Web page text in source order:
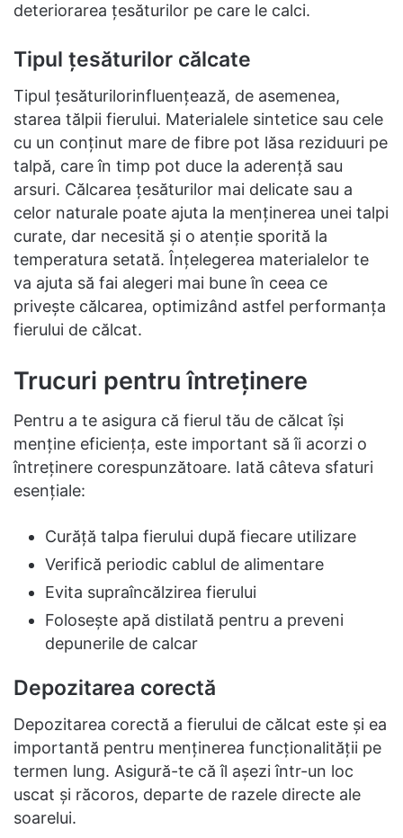
deteriorarea țesăturilor pe care le calci.
Tipul țesăturilor călcate
Tipul țesăturilorinfluențează, de asemenea,
starea tălpii fierului. Materialele sintetice sau cele
cu un conținut mare de fibre pot lăsa reziduuri pe
talpă, care în timp pot duce la aderență sau
arsuri. Călcarea țesăturilor mai delicate sau a
celor naturale poate ajuta la menținerea unei talpi
curate, dar necesită și o atenție sporită la
temperatura setată. Înțelegerea materialelor te
va ajuta să fai alegeri mai bune în ceea ce
privește călcarea, optimizând astfel performanța
fierului de călcat.
Trucuri pentru întreținere
Pentru a te asigura că fierul tău de călcat își
menține eficiența, este important să îi acorzi o
întreținere corespunzătoare. Iată câteva sfaturi
esențiale:
Curăță talpa fierului după fiecare utilizare
Verifică periodic cablul de alimentare
Evita supraîncălzirea fierului
Folosește apă distilată pentru a preveni
depunerile de calcar
Depozitarea corectă
Depozitarea corectă a fierului de călcat este și ea
importantă pentru menținerea funcționalității pe
termen lung. Asigură-te că îl așezi într-un loc
uscat și răcoros, departe de razele directe ale
soarelui.